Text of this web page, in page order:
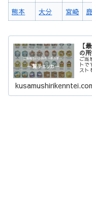
熊本 大分 宮崎
【
の
ご当
トで
スト
す